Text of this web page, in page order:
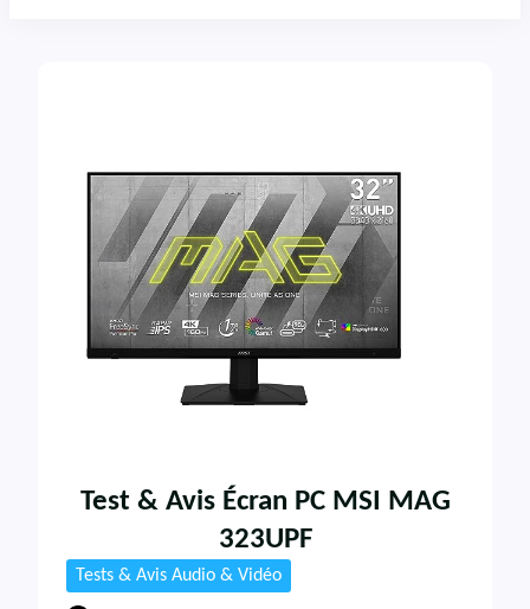
Test & Avis Écran PC MSI MAG
323UPF
Tests & Avis Audio & Vidéo